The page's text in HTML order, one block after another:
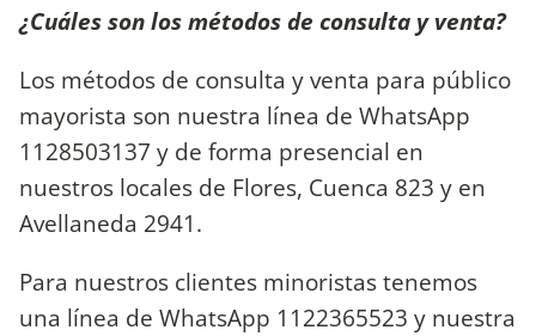
¿Cuáles son los métodos de consulta y venta?
Los métodos de consulta y venta para público
mayorista son nuestra línea de WhatsApp
1128503137 y de forma presencial en
nuestros locales de Flores, Cuenca 823 y en
Avellaneda 2941.
Para nuestros clientes minoristas tenemos
una línea de WhatsApp 1122365523 y nuestra